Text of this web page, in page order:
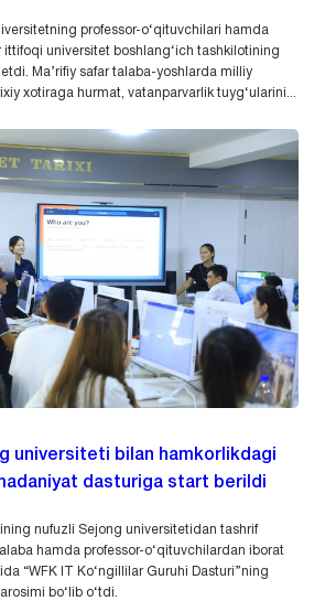
professor-o‘qituvchilari hamda
ittifoqi universitet boshlang‘ich tashkilotining
Ma’rifiy safar talaba-yoshlarda milliy
xotiraga hurmat, vatanparvarlik tuyg‘ularini...
universiteti bilan hamkorlikdagi
dasturiga start berildi
nufuzli Sejong universitetidan tashrif
hamda professor-o‘qituvchilardan iborat
“WFK IT Ko‘ngillilar Guruhi Dasturi”ning
bo‘lib o‘tdi.